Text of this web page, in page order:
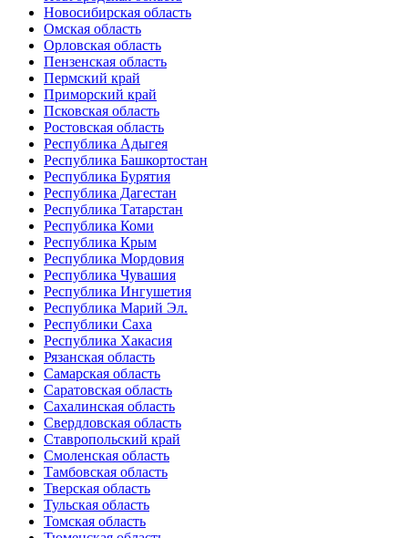
Новосибирская область
Омская область
Орловская область
Пензенская область
Пермский край
Приморский край
Псковская область
Ростовская область
Республика Адыгея
Республика Башкортостан
Республика Бурятия
Республика Дагестан
Республика Татарстан
Республика Коми
Республика Крым
Республика Мордовия
Республика Чувашия
Республика Ингушетия
Республика Марий Эл.
Республики Саха
Республика Хакасия
Рязанская область
Самарская область
Саратовская область
Сахалинская область
Свердловская область
Ставропольский край
Смоленская область
Тамбовская область
Тверская область
Тульская область
Томская область